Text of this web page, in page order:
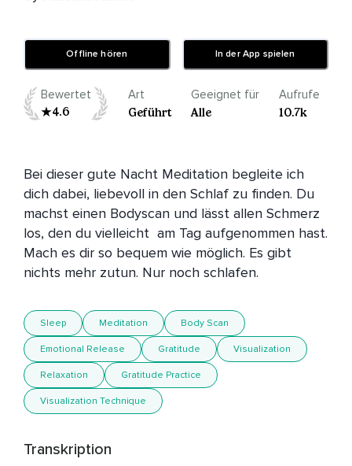
Offline hören In der App spielen
Bewertet
4.6
Art
Geführt
Geeignet für
Alle
Aufrufe
10.7k
Bei dieser gute Nacht Meditation begleite ich
dich dabei, liebevoll in den Schlaf zu finden. Du
machst einen Bodyscan und lässt allen Schmerz
los, den du vielleicht  am Tag aufgenommen hast.
Mach es dir so bequem wie möglich. Es gibt
nichts mehr zutun. Nur noch schlafen.
Sleep Meditation Body Scan
Emotional Release Gratitude Visualization
Relaxation Gratitude Practice
Visualization Technique
Transkription